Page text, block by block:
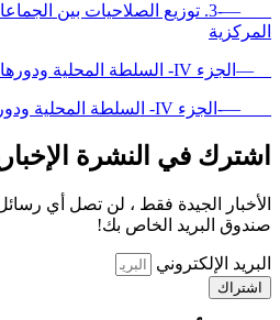
—-3. توزيع الصلاحيات بين
المركزية
—الجزء IV- السلطة المحلية ودورها في حوكمة قطاع الأمن
—-الجزء IV- السلطة المحلية ودورها في حوكمة قطاع الأمن
اشترك في النشرة
الأخبار الجيدة فقط ، لن تصل أي
صندوق البريد الخاص بك!
البريد الإلكتروني
اشتراك